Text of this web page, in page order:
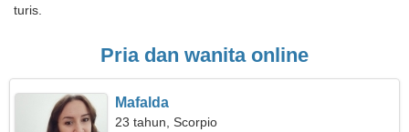
turis.
Pria dan wanita online
Mafalda
23 tahun, Scorpio